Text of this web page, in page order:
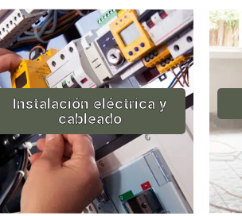
Instalación eléctrica y
cableado